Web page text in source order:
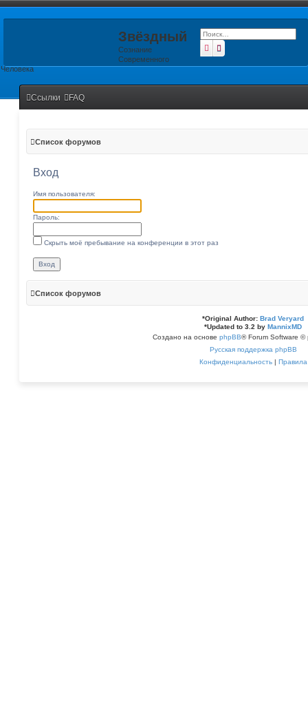
Звёздный
Сознание
Современного
Человека
ПоискРасширенный поиск
Ссылки FAQ
Список форумов
Вход
Имя пользователя:
Пароль:
Скрыть моё пребывание на конференции в этот раз
Список форумов
*Original Author: Brad Veryard
*Updated to 3.2 by MannixMD
Создано на основе phpBB® Forum Software ©
Русская поддержка phpBB
Конфиденциальность| Правила